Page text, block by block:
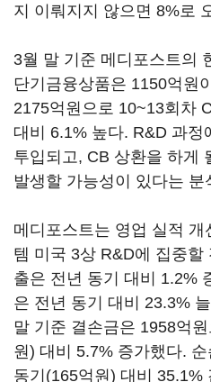
지 이뤄지지 않으면 8%로
3월 말 기준 메디포스트의
단기금융상품은 1150억원
2175억원으로 10~13회차
대비 6.1% 높다. R&D 과정
투입되고, CB 상환을 하게
발생할 가능성이 있다는 분
메디포스트는 영업 실적
템 미국 3상 R&D에 집중할
출은 전년 동기 대비 1.2%
은 전년 동기 대비 23.3%
말 기준 결손금은 1958억
원) 대비 5.7% 증가했다.
동기(165억원) 대비 35.1%